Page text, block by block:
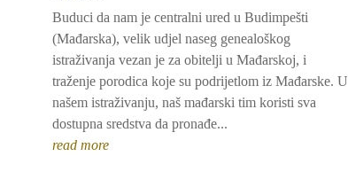
Buduci da nam je centralni ured u Budimpešti
(Mađarska), velik udjel naseg genealoškog
istraživanja vezan je za obitelji u Mađarskoj, i
traženje porodica koje su podrijetlom iz Mađarske. U
našem istraživanju, naš mađarski tim koristi sva
dostupna sredstva da pronađe...
read more